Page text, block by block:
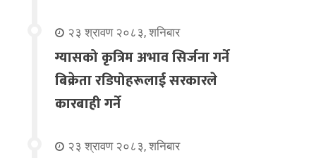
२३ श्रावण २०८३, शनिबार
ग्यासको कृत्रिम अभाव सिर्जना गर्ने
बिक्रेता रडिपोहरूलाई सरकारले
कारबाही गर्ने
२३ श्रावण २०८३, शनिबार